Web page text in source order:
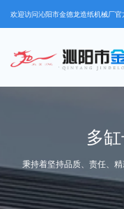
欢迎访问沁阳市金德龙造纸机械厂官
多
秉持着坚持品质、责任、